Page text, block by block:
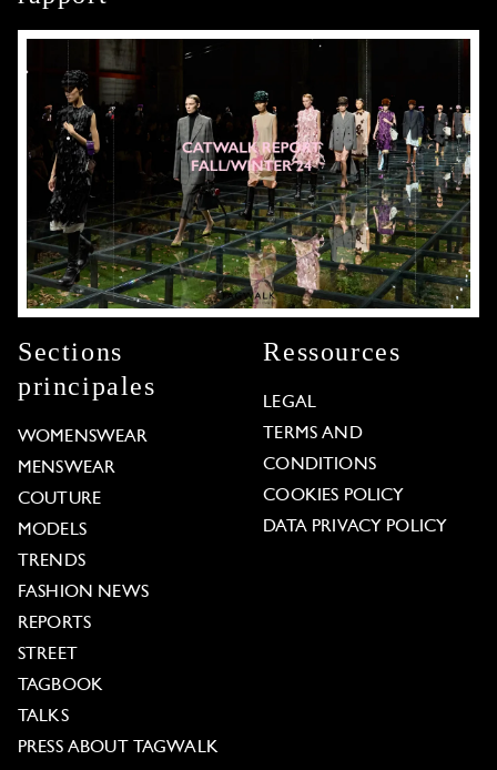
Sections
principales
WOMENSWEAR
MENSWEAR
COUTURE
MODELS
TRENDS
FASHION NEWS
REPORTS
STREET
TAGBOOK
TALKS
PRESS ABOUT TAGWALK
Ressources
LEGAL
TERMS AND
CONDITIONS
COOKIES POLICY
DATA PRIVACY POLICY